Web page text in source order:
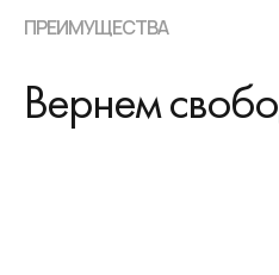
ПРЕИМУЩЕСТВА
Вернем